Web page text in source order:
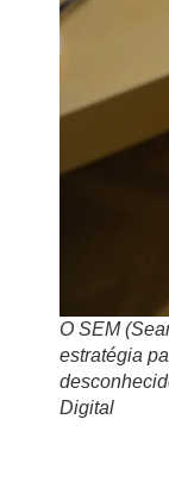
O SEM
estratégia
Digital